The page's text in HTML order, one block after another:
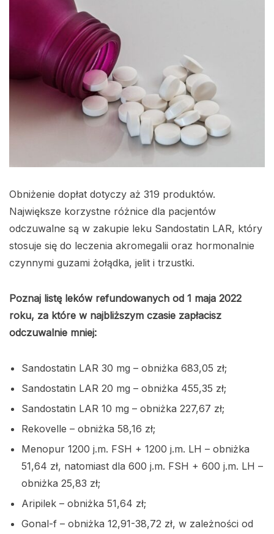
Obniżenie dopłat dotyczy aż 319 produktów.
Największe korzystne różnice dla pacjentów
odczuwalne są w zakupie leku Sandostatin LAR, który
stosuje się do leczenia akromegalii oraz hormonalnie
czynnymi guzami żołądka, jelit i trzustki.
Poznaj listę leków refundowanych od 1 maja 2022
roku, za które w najbliższym czasie zapłacisz
odczuwalnie mniej:
Sandostatin LAR 30 mg – obniżka 683,05 zł;
Sandostatin LAR 20 mg – obniżka 455,35 zł;
Sandostatin LAR 10 mg – obniżka 227,67 zł;
Rekovelle – obniżka 58,16 zł;
Menopur 1200 j.m. FSH + 1200 j.m. LH – obniżka
51,64 zł, natomiast dla 600 j.m. FSH + 600 j.m. LH –
obniżka 25,83 zł;
Aripilek – obniżka 51,64 zł;
Gonal-f – obniżka 12,91-38,72 zł, w zależności od